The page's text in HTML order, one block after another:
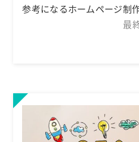
参考になるホームページ制
最